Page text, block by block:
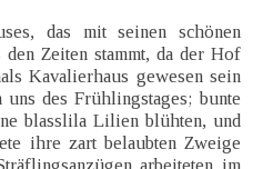
das mit seinen schönen
Zeiten stammt, da der Hof
Kavalierhaus gewesen sein
des Frühlingstages; bunte
blasslila Lilien blühten, und
ihre zart belaubten Zweige